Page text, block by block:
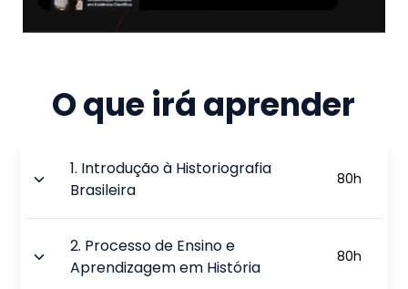
O que irá aprender
1. Introdução à Historiografia
Brasileira
80h
2. Processo de Ensino e
Aprendizagem em História
80h